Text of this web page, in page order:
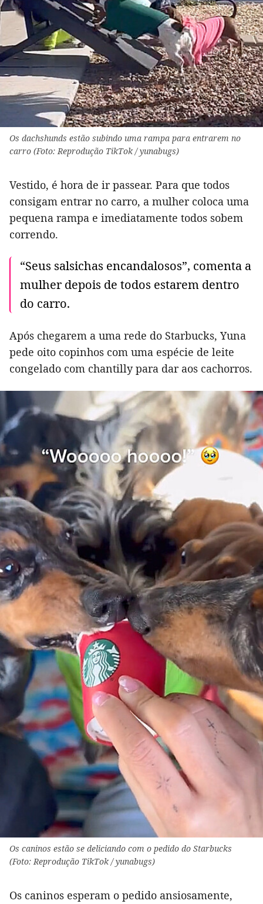
Os dachshunds estão subindo uma rampa para entrarem no
carro (Foto: Reprodução TikTok / yunabugs)
Vestido, é hora de ir passear. Para que todos
consigam entrar no carro, a mulher coloca uma
pequena rampa e imediatamente todos sobem
correndo.
“Seus salsichas encandalosos”, comenta a
mulher depois de todos estarem dentro
do carro.
Após chegarem a uma rede do Starbucks, Yuna
pede oito copinhos com uma espécie de leite
congelado com chantilly para dar aos cachorros.
Os caninos estão se deliciando com o pedido do Starbucks
(Foto: Reprodução TikTok / yunabugs)
Os caninos esperam o pedido ansiosamente,